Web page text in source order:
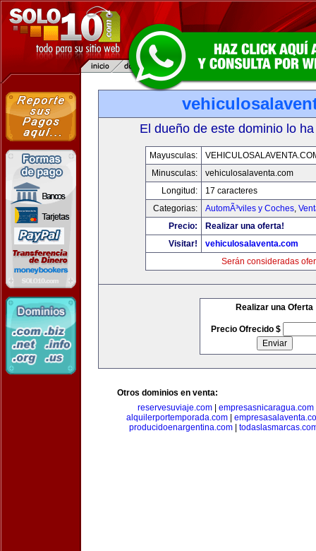
El dueño de este dominio lo
Mayusculas:
Minusculas:
vehiculosalaventa.com
Longitud:
17 caracteres
Categorias:
AutomÃ³viles y Coches,
Precio:
Realizar una oferta!
Visitar!
vehiculosalaventa.com
Serán consideradas
Realizar una Oferta
Precio Ofrecido $
Otros dominios en venta:
reservesuviaje.com| empresasnicaragua.com
alquilerportemporada.com
producidoenargentina.com|